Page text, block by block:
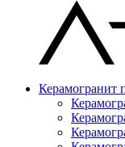
Керамогранит